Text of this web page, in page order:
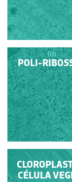
POLI-
CÉLULA